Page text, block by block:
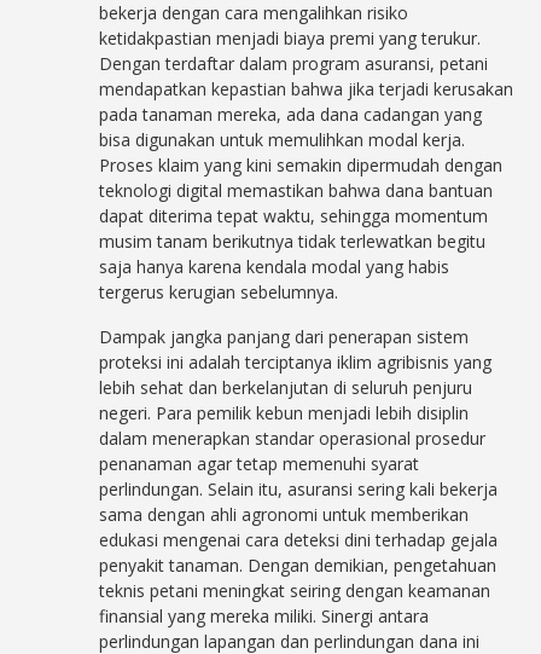
bekerja dengan cara mengalihkan risiko
ketidakpastian menjadi biaya premi yang terukur.
Dengan terdaftar dalam program asuransi, petani
mendapatkan kepastian bahwa jika terjadi kerusakan
pada tanaman mereka, ada dana cadangan yang
bisa digunakan untuk memulihkan modal kerja.
Proses klaim yang kini semakin dipermudah dengan
teknologi digital memastikan bahwa dana bantuan
dapat diterima tepat waktu, sehingga momentum
musim tanam berikutnya tidak terlewatkan begitu
saja hanya karena kendala modal yang habis
tergerus kerugian sebelumnya.
Dampak jangka panjang dari penerapan sistem
proteksi ini adalah terciptanya iklim agribisnis yang
lebih sehat dan berkelanjutan di seluruh penjuru
negeri. Para pemilik kebun menjadi lebih disiplin
dalam menerapkan standar operasional prosedur
penanaman agar tetap memenuhi syarat
perlindungan. Selain itu, asuransi sering kali bekerja
sama dengan ahli agronomi untuk memberikan
edukasi mengenai cara deteksi dini terhadap gejala
penyakit tanaman. Dengan demikian, pengetahuan
teknis petani meningkat seiring dengan keamanan
finansial yang mereka miliki. Sinergi antara
perlindungan lapangan dan perlindungan dana ini